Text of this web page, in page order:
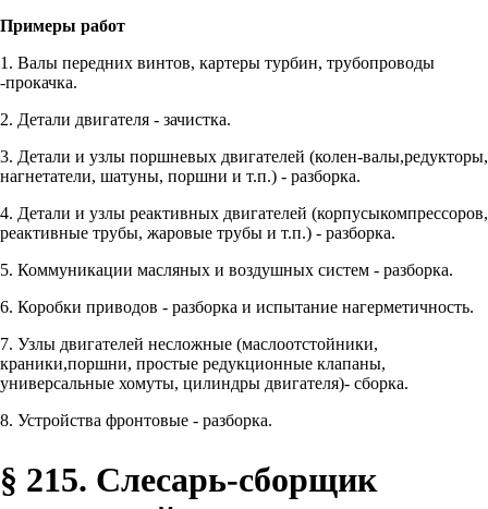
Примеры работ
1. Валы передних винтов, картеры турбин, трубопроводы
-прокачка.
2. Детали двигателя - зачистка.
3. Детали и узлы поршневых двигателей (колен-валы,редукторы,
нагнетатели, шатуны, поршни и т.п.) - разборка.
4. Детали и узлы реактивных двигателей (корпусыкомпрессоров,
реактивные трубы, жаровые трубы и т.п.) - разборка.
5. Коммуникации масляных и воздушных систем - разборка.
6. Коробки приводов - разборка и испытание нагерметичность.
7. Узлы двигателей несложные (маслоотстойники,
краники,поршни, простые редукционные клапаны,
универсальные хомуты, цилиндры двигателя)- сборка.
8. Устройства фронтовые - разборка.
§ 215. Слесарь-сборщик